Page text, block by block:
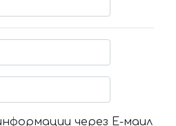
через Е-маил